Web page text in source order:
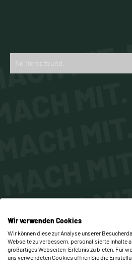
No items found.
MACH
MACH
Wir verwenden Cookies
Wir können diese zur Analyse unserer
Webseite zu verbessern, personalisierte Inhalte
großartiges Webseiten-Erlebnis zu bieten. Für
uns verwendeten Cookies öffnen Sie die